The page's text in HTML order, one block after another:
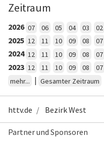
Zeitraum
2026 07 06 05 04 03 02
2025 12 11 10 09 08 07
2024 12 11 10 09 08 07
2023 12 11 10 09 08 07
mehr...
| Gesamter Zeitraum
httv.de Bezirk West
Partner und Sponsoren